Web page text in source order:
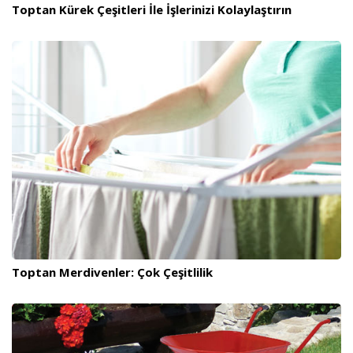
Toptan Kürek Çeşitleri İle İşlerinizi Kolaylaştırın
Toptan Merdivenler: Çok Çeşitlilik